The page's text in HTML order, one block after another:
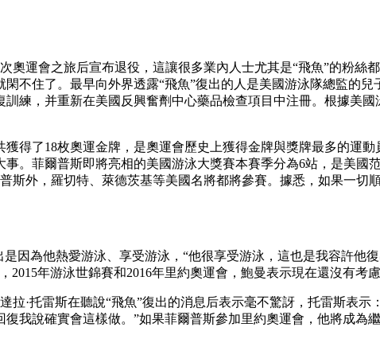
會之旅后宣布退役，這讓很多業內人士尤其是“飛魚”的粉絲
不住了。最早向外界透露“飛魚”復出的人是美國游泳隊總監的
練，并重新在美國反興奮劑中心藥品檢查項目中注冊。根據美
了18枚奧運金牌，是奧運會歷史上獲得金牌與獎牌最多的運動
。菲爾普斯即將亮相的美國游泳大獎賽本賽季分為6站，是美國
斯外，羅切特、萊德茨基等美國名將都將參賽。據悉，如果一切
為他熱愛游泳、享受游泳，“他很享受游泳，這也是我容許他
年游泳世錦賽和2016年里約奧運會，鮑曼表示現在還沒有考
托雷斯在聽說“飛魚”復出的消息后表示毫不驚訝，托雷斯表示
我說確實會這樣做。”如果菲爾普斯參加里約奧運會，他將成為